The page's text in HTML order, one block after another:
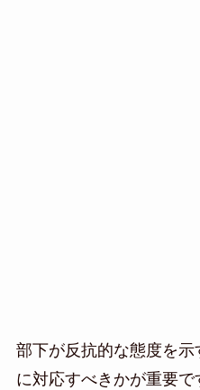
部下が反抗的な態度を示
に対応すべきかが重要